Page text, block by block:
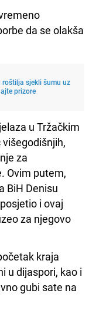
da se olakša
sjekli šumu uz
prizore
u Tržačkim
za
Ovim putem,
BiH Denisu
i ovaj
za njegovo
kraja
u dijaspori, kao i
gubi sate na